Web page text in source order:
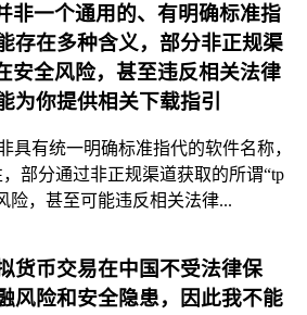
非一个通用的、有明确标准指
存在多种含义，部分非正规渠
安全风险，甚至违反相关法律
为你提供相关下载指引
具有统一明确标准指代的软件名称，
部分通过非正规渠道获取的所谓“tp
险，甚至可能违反相关法律...
货币交易在中国不受法律保
风险和安全隐患，因此我不能